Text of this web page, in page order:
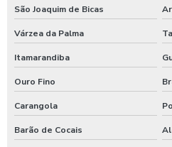
Produtos quimico para lavagem de
Produtos quimicos para lavagem
Produtos para tratamento de agua
Shampoo carros com cera
Shampoo para lavagem de carros
Shampoo de lavar carros
São Joaquim de Bicas
Várzea da Palma
Itamarandiba
Ouro Fino
Carangola
Barão de Cocais